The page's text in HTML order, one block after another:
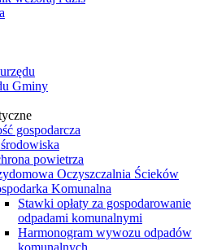
Gminy
gospodarcza
powietrza
Oczyszczalnia Ścieków
Komunalna
Stawki opłaty za gospodarowanie
odpadami komunalnymi
Harmonogram wywozu odpadów